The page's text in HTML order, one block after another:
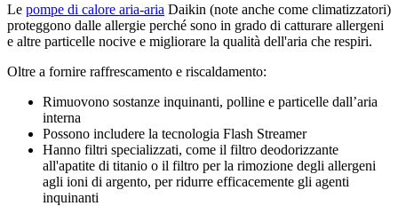
Le pompe di calore aria-aria Daikin (note anche come climatizzatori)
proteggono dalle allergie perché sono in grado di catturare allergeni
e altre particelle nocive e migliorare la qualità dell'aria che respiri.
Oltre a fornire raffrescamento e riscaldamento:
Rimuovono sostanze inquinanti, polline e particelle dall’aria
interna
Possono includere la tecnologia Flash Streamer
Hanno filtri specializzati, come il filtro deodorizzante
all'apatite di titanio o il filtro per la rimozione degli allergeni
agli ioni di argento, per ridurre efficacemente gli agenti
inquinanti